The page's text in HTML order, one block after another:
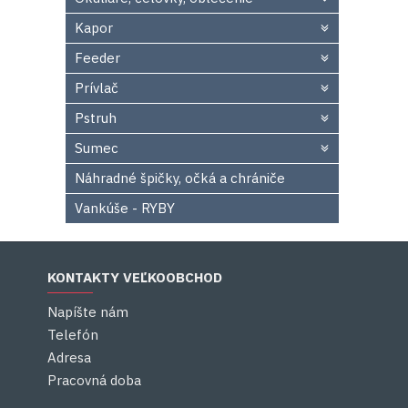
Kapor
Feeder
Prívlač
Pstruh
Sumec
Náhradné špičky, očká a chrániče
Vankúše - RYBY
KONTAKTY VEĽKOOBCHOD
Napíšte nám
Telefón
Adresa
Pracovná doba